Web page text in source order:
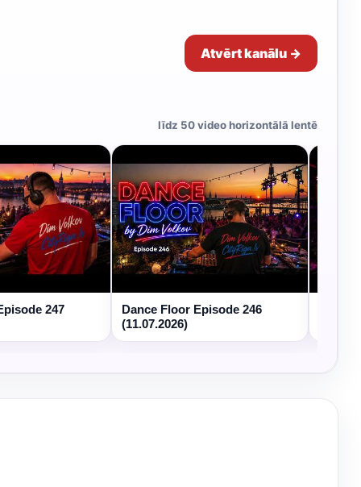
Atvērt kanālu →
līdz 50 video horizontālā lentē
247
Dance Floor Episode 246
(11.07.2026)